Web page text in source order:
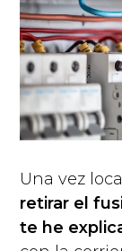
Una vez
retirar el
te he